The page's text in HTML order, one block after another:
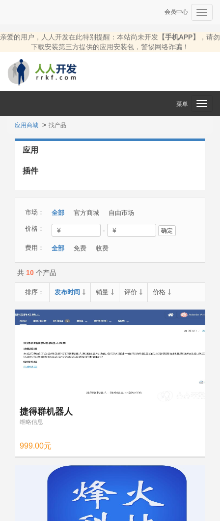
会员中心
亲爱的用户，人人开发在此特别提醒：本站尚未开发 【手机APP】
，请勿
下载安装第三方提供的应用安装包，警惕网络诈骗！
菜单
应用商城 找产品
应用
插件
市场： 全部 官方商城 自由市场
价格： - 确定
费用： 全部 免费 收费
共 10 个产品
排序： 发布时间 销量 评价 价格
捷得群机器人
维略信息
999.00元